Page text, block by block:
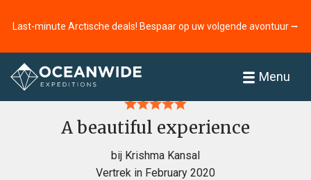
Last-minute Arctische deals! Bespaar op uw volgende avontuur ⭢
Menu
Home
A beautiful experience
bij Krishma Kansal
Vertrek in February 2020